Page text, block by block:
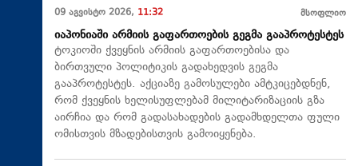
09 აგვისტო 2026, 11:32 მსოფლიო
იაპონიაში არმიის გაფართოების გეგმა გააპროტესტეს
ტოკიოში ქვეყნის არმიის გაფართოებისა და
ბირთვული პოლიტიკის გადახედვის გეგმა
გააპროტესტეს. აქციაზე გამოსულები ამტკიცებდნენ,
რომ ქვეყნის ხელისუფლებამ მილიტარიზაციის გზა
აირჩია და რომ გადასახადების გადამხდელთა ფული
ომისთვის მზადებისთვის გამოიყენება.